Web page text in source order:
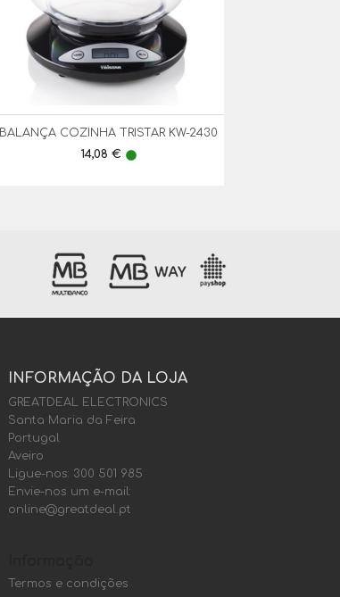
BALANÇA COZINHA TRISTAR KW-2430
Preço
14,08 € lens
Vista Rápida
INFORMAÇÃO DA LOJA
GREATDEAL ELECTRONICS
Santa Maria da Feira
Portugal
Aveiro
Ligue-nos: 300 501 985
Envie-nos um e-mail:
online@greatdeal.pt
Termos e condições